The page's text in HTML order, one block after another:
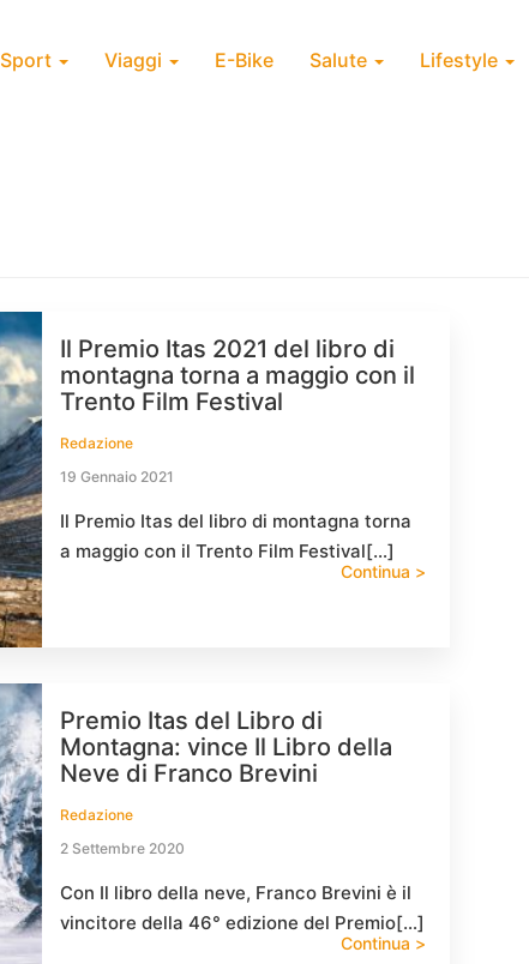
Sport Viaggi E-Bike Salute Lifestyle
Il Premio Itas 2021 del libro di
montagna torna a maggio con il
Trento Film Festival
Redazione
19 Gennaio 2021
Il Premio Itas del libro di montagna torna
a maggio con il Trento Film Festival[…]
Continua >
Premio Itas del Libro di
Montagna: vince Il Libro della
Neve di Franco Brevini
Redazione
2 Settembre 2020
Con Il libro della neve, Franco Brevini è il
vincitore della 46° edizione del Premio[…]
Continua >